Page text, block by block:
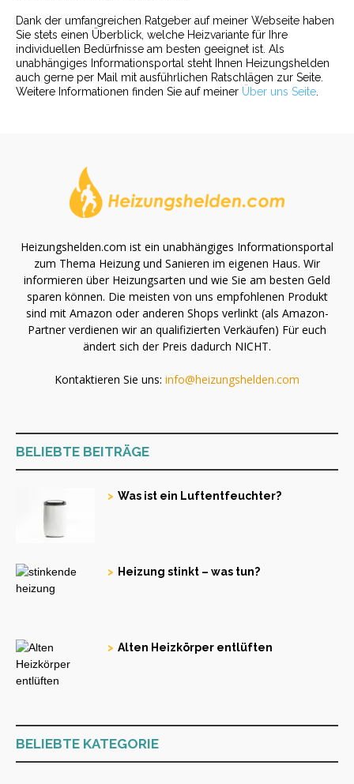
Dank der umfangreichen Ratgeber auf meiner Webseite haben
Sie stets einen Überblick, welche Heizvariante für Ihre
individuellen Bedürfnisse am besten geeignet ist. Als
unabhängiges Informationsportal steht Ihnen Heizungshelden
auch gerne per Mail mit ausführlichen Ratschlägen zur Seite.
Weitere Informationen finden Sie auf meiner Über uns Seite
Heizungshelden.com ist ein unabhängiges Informationsportal
zum Thema Heizung und Sanieren im eigenen Haus. Wir
informieren über Heizungsarten und wie Sie am besten Geld
sparen können. Die meisten von uns empfohlenen Produkt
sind mit Amazon oder anderen Shops verlinkt (als Amazon-
Partner verdienen wir an qualifizierten Verkäufen) Für euch
ändert sich der Preis dadurch NICHT.
Kontaktieren Sie uns: info@heizungshelden.com
BELIEBTE BEITRÄGE
Was ist ein Luftentfeuchter?
Heizung stinkt – was tun?
Alten Heizkörper entlüften
BELIEBTE KATEGORIE